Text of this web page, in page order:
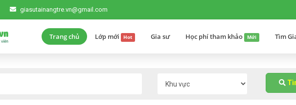
giasutainangtre.vn@gmail.com
Trang chủ Lớp mới Hot Gia sư Học phí tham khảo Mới Tìm